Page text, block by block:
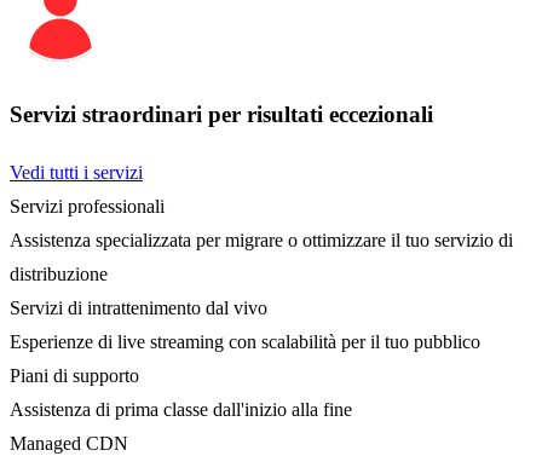
Servizi straordinari per risultati eccezionali
Vedi tutti i servizi
Servizi professionali
Assistenza specializzata per migrare o ottimizzare il tuo servizio di
distribuzione
Servizi di intrattenimento dal vivo
Esperienze di live streaming con scalabilità per il tuo pubblico
Piani di supporto
Assistenza di prima classe dall'inizio alla fine
Managed CDN